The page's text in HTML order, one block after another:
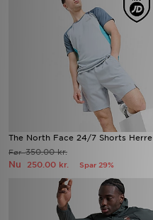
The North Face 24/7 Shorts Herre
Før350.00 kr.
Nu 250.00 kr. Spar 29%